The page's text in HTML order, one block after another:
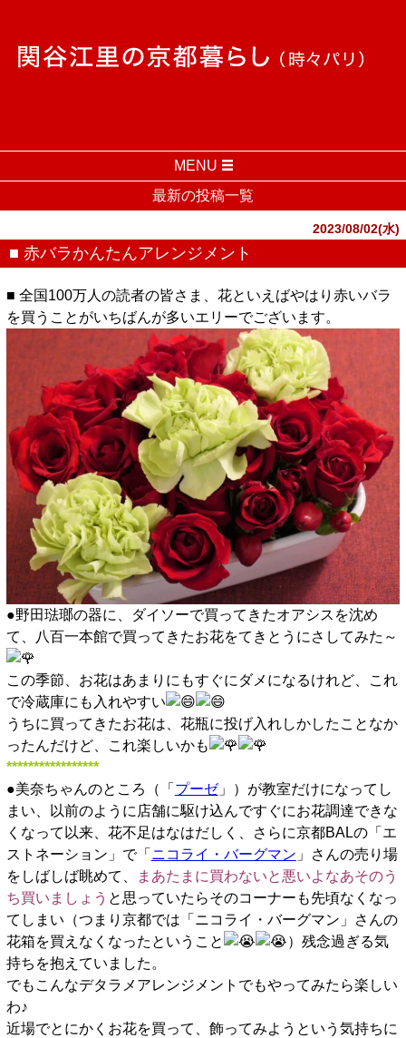
MENU
最新の投稿一覧
2023/08/02(水)
■ 赤バラかんたんアレンジメント
■ 全国100万人の読者の皆さま、花といえばやはり赤いバラ
を買うことがいちばんが多いエリーでございます。
●野田琺瑯の器に、ダイソーで買ってきたオアシスを沈め
て、八百一本館で買ってきたお花をてきとうにさしてみた～
この季節、お花はあまりにもすぐにダメになるけれど、これ
で冷蔵庫にも入れやすい
うちに買ってきたお花は、花瓶に投げ入れしかしたことなか
ったんだけど、これ楽しいかも
*****************
●美奈ちゃんのところ（「 プーゼ」）が教室だけになってし
まい、以前のように店舗に駆け込んですぐにお花調達できな
くなって以来、花不足はなはだしく、さらに京都BALの「エ
ストネーション」で「 ニコライ・バーグマン 」さんの売り場
をしばしば眺めて、
まあたまに買わないと悪いよなあそのう
ち買いましょう と思っていたらそのコーナーも先頃なくなっ
てしまい（つまり京都では「ニコライ・バーグマン」さんの
花箱を買えなくなったということ
）残念過ぎる気
持ちを抱えていました。
でもこんなデタラメアレンジメントでもやってみたら楽しい
わ♪
近場でとにかくお花を買って、飾ってみようという気持ちに